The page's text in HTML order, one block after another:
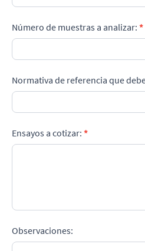
Número de muestras a analizar: *
Normativa de referencia que
Ensayos a cotizar: *
Observaciones: